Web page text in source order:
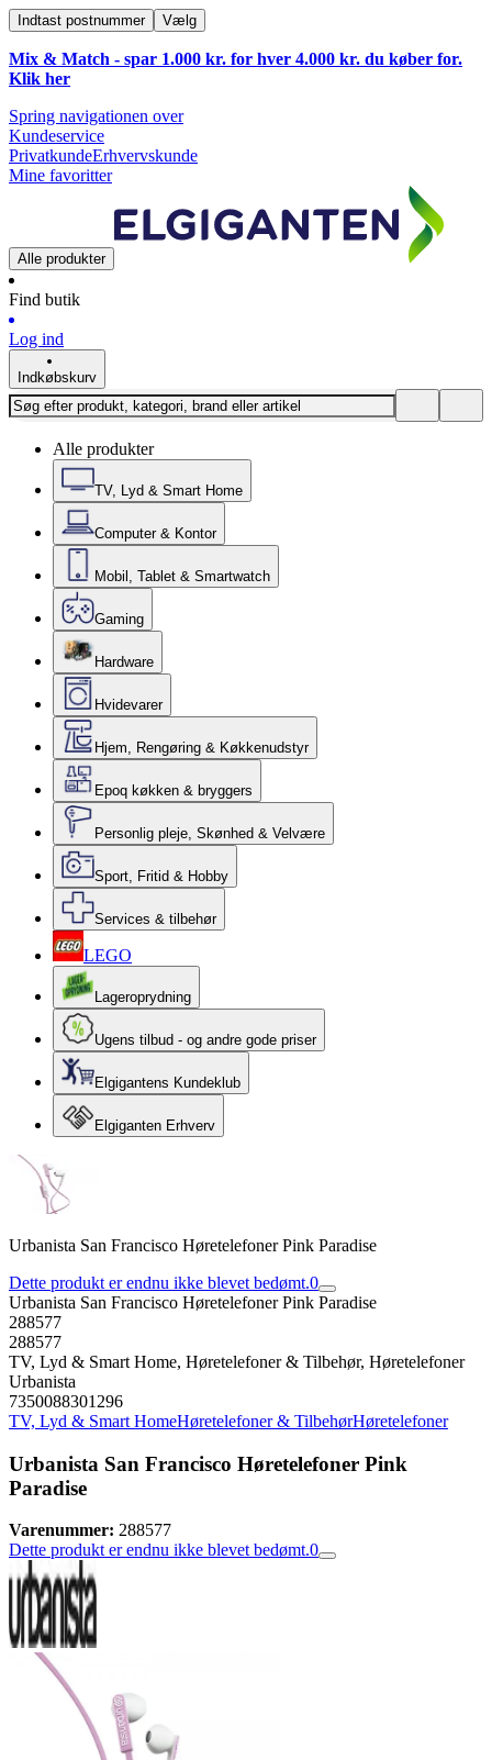
Indtast postnummer Vælg
Mix & Match - spar 1.000 kr. for hver 4.000 kr. du køber for.
Klik her
Spring navigationen over
Kundeservice
PrivatkundeErhvervskunde
Mine favoritter
Alle produkter
Find butik
Log ind
Indkøbskurv
Alle produkter
TV, Lyd & Smart Home
Computer & Kontor
Mobil, Tablet & Smartwatch
Gaming
Hardware
Hvidevarer
Hjem, Rengøring & Køkkenudstyr
Epoq køkken & bryggers
Personlig pleje, Skønhed & Velvære
Sport, Fritid & Hobby
Services & tilbehør
LEGO
Lageroprydning
Ugens tilbud - og andre gode priser
Elgigantens Kundeklub
Elgiganten Erhverv
Urbanista San Francisco Høretelefoner Pink Paradise
Dette produkt er endnu ikke blevet bedømt.0
Urbanista San Francisco Høretelefoner Pink Paradise
288577
288577
TV, Lyd & Smart Home, Høretelefoner & Tilbehør, Høretelefoner
Urbanista
7350088301296
TV, Lyd & Smart HomeHøretelefoner & TilbehørHøretelefoner
Urbanista San Francisco Høretelefoner Pink
Paradise
Varenummer: 288577
Dette produkt er endnu ikke blevet bedømt.0